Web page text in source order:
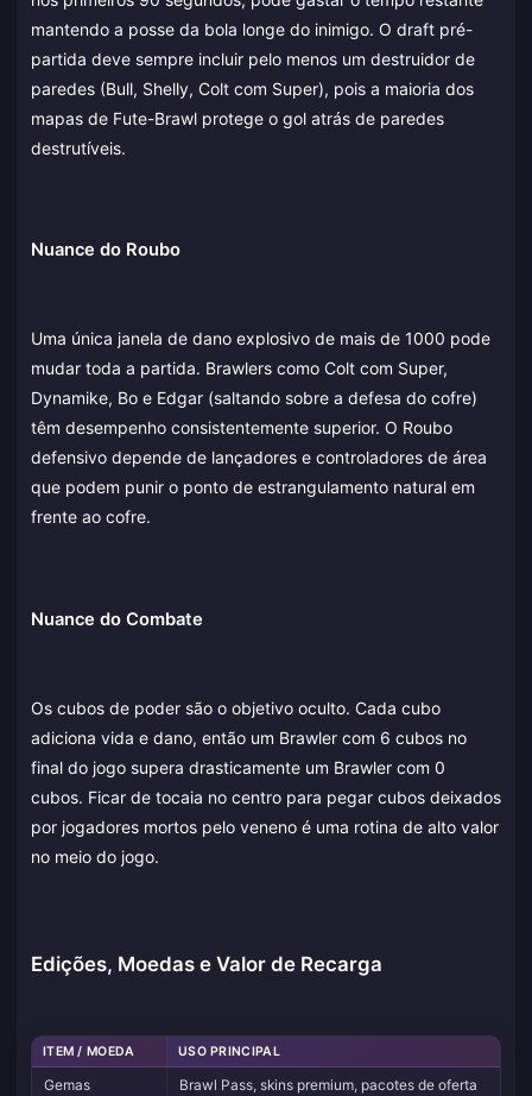
mantendo a posse da bola longe do inimigo. O draft pré-
partida deve sempre incluir pelo menos um destruidor de
paredes (Bull, Shelly, Colt com Super), pois a maioria dos
mapas de Fute-Brawl protege o gol atrás de paredes
destrutíveis.
Nuance do Roubo
Uma única janela de dano explosivo de mais de 1000 pode
mudar toda a partida. Brawlers como Colt com Super,
Dynamike, Bo e Edgar (saltando sobre a defesa do cofre)
têm desempenho consistentemente superior. O Roubo
defensivo depende de lançadores e controladores de área
que podem punir o ponto de estrangulamento natural em
frente ao cofre.
Nuance do Combate
Os cubos de poder são o objetivo oculto. Cada cubo
adiciona vida e dano, então um Brawler com 6 cubos no
final do jogo supera drasticamente um Brawler com 0
cubos. Ficar de tocaia no centro para pegar cubos deixados
por jogadores mortos pelo veneno é uma rotina de alto valor
no meio do jogo.
Edições, Moedas e Valor de Recarga
ITEM / MOEDA USO PRINCIPAL
Gemas
Brawl Pass, skins premium, pacotes de oferta